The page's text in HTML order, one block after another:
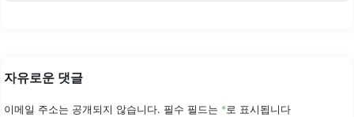
자유로운 댓글
이메일 주소는 공개되지 않습니다. 필수 필드는 *로 표시됩니다